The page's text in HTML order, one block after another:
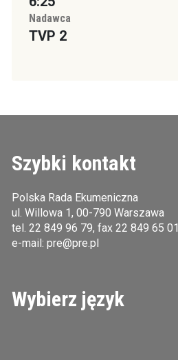
Nadawca
TVP 2
Szybki kontakt
Polska Rada Ekumeniczna
ul. Willowa 1, 00-790 Warszawa
tel. 22 849 96 79, fax 22 849 65 01
e-mail: pre@pre.pl
Wybierz język